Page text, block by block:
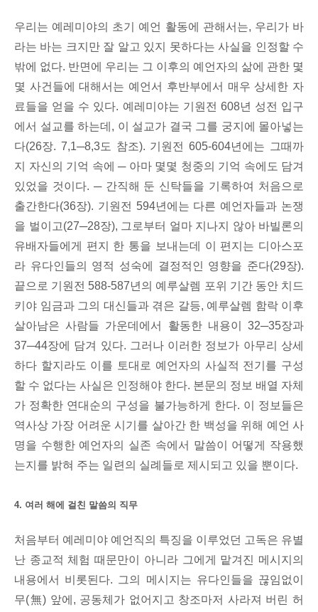
우리는 예레미야의 초기 예언 활동에 관해서는, 우리가 바
라는 바는 크지만 잘 알고 있지 못하다는 사실을 인정할 수
밖에 없다. 반면에 우리는 그 이후의 예언자의 삶에 관한 몇
몇 사건들에 대해서는 예언서 후반부에서 매우 상세한 자
료들을 얻을 수 있다. 예레미야는 기원전 608년 성전 입구
에서 설교를 하는데, 이 설교가 결국 그를 궁지에 몰아넣는
다(26장. 7,1─8,3도 참조). 기원전 605-604년에는 그때까
지 자신의 기억 속에 ─ 아마 몇몇 청중의 기억 속에도 담겨
있었을 것이다. ─ 간직해 둔 신탁들을 기록하여 처음으로
출간한다(36장). 기원전 594년에는 다른 예언자들과 논쟁
을 벌이고(27─28장), 그로부터 얼마 지나지 않아 바빌론의
유배자들에게 편지 한 통을 보내는데 이 편지는 디아스포
라 유다인들의 영적 성숙에 결정적인 영향을 준다(29장).
끝으로 기원전 588-587년의 예루살렘 포위 기간 동안 치드
키야 임금과 그의 대신들과 겪은 갈등, 예루살렘 함락 이후
살아남은 사람들 가운데에서 활동한 내용이 32─35장과
37─44장에 담겨 있다. 그러나 이러한 정보가 아무리 상세
하다 할지라도 이를 토대로 예언자의 사실적 전기를 구성
할 수 없다는 사실은 인정해야 한다. 본문의 정보 배열 자체
가 정확한 연대순의 구성을 불가능하게 한다. 이 정보들은
역사상 가장 어려운 시기를 살아간 한 백성을 위해 예언 사
명을 수행한 예언자의 실존 속에서 말씀이 어떻게 작용했
는지를 밝혀 주는 일련의 실례들로 제시되고 있을 뿐이다.
4. 여러 해에 걸친 말씀의 직무
처음부터 예레미야 예언직의 특징을 이루었던 고독은 유별
난 종교적 체험 때문만이 아니라 그에게 맡겨진 메시지의
내용에서 비롯된다. 그의 메시지는 유다인들을 끊임없이
무(無) 앞에, 공동체가 없어지고 창조마저 사라져 버린 허